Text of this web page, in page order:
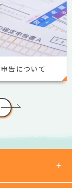
告について